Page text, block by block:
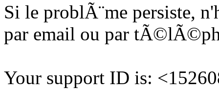
Si le problÃ¨me persiste,
par email ou par
Your support ID is: